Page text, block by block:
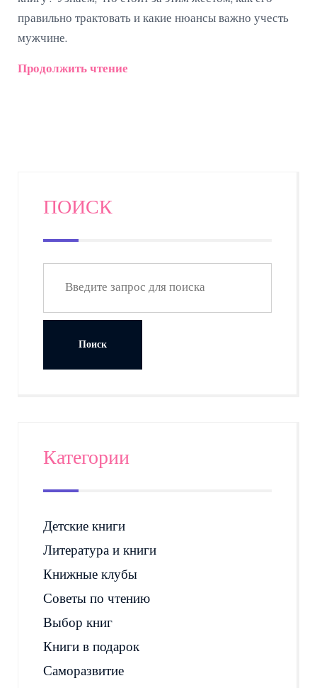
правильно трактовать и какие нюансы важно учесть
мужчине.
Продолжить чтение
ПОИСК
Категории
Детские книги
Литература и книги
Книжные клубы
Советы по чтению
Выбор книг
Книги в подарок
Саморазвитие